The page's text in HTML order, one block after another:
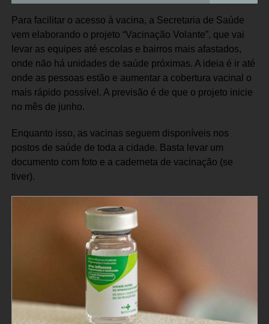
Para facilitar o acesso à vacina, a Secretaria de Saúde
vem elaborando o projeto “Vacinação Volante”, que vai
levar as equipes até escolas e bairros mais afastados,
onde não há unidades de saúde próximas. A ideia é ir até
onde as pessoas estão e aumentar a cobertura vacinal o
mais rápido possível. A previsão é de que o projeto inicie
no mês de junho.
Enquanto isso, as vacinas seguem disponíveis nos
postos de saúde de toda a cidade. Basta levar um
documento com foto e a caderneta de vacinação (se
tiver).